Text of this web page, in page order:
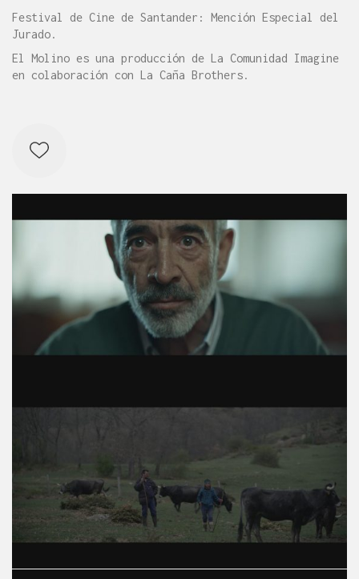
Festival de Cine de Santander: Mención Especial del
Jurado.
El Molino es una producción de La Comunidad Imagine
en colaboración con La Caña Brothers.